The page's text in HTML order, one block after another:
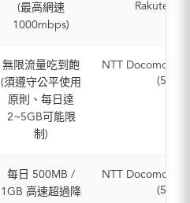
(最高網速
1000mbps)
Rakuten
無限流量吃到飽
(須遵守公平使用
原則、每日達
2~5GB可能限
制)
NTT Docomo /
(5G /
每日 500MB /
1GB 高速超過降
NTT Docomo /
(5G /